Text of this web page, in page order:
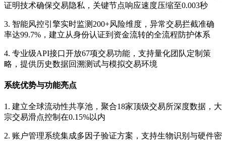
证明技术确保交易隐私，关键节点响应速度压缩至0.003秒
3. 智能风控引擎实时监测200+风险维度，异常交易拦截准确
率达99.7%，建立从身份认证到资金流转的全流程防护体系
4. 专业级API接口开放67项交易功能，支持量化团队定制策
略，提供历史数据回溯测试与模拟交易环境
系统优势与功能亮点
1. 建立全球流动性共享池，聚合18家顶级交易所深度数据，大
宗交易滑点控制在0.15%以内
2. 账户管理系统集成多因子验证方案，支持生物识别与硬件密